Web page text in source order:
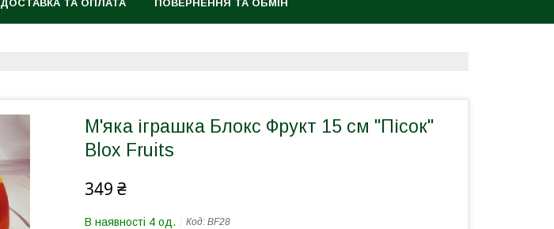
ДОСТАВКА ТА ОПЛАТА ПОВЕРНЕННЯ ТА ОБМІН
М'яка іграшка Блокс Фрукт 15 см "Пісок"
Blox Fruits
349 ₴
В наявності 4 од. Код: BF28